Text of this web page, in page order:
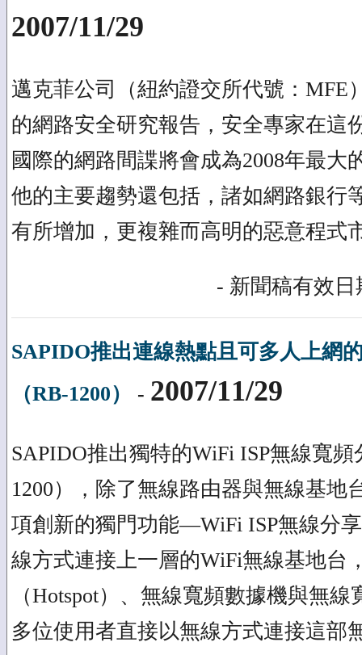
2007/11/29
邁克菲公司（紐約證交所代號：MFE
的網路安全研究報告，安全專家在這
國際的網路間諜將會成為2008年最大
他的主要趨勢還包括，諸如網路銀行
有所增加，更複雜而高明的惡意程式
- 新聞稿有效日
SAPIDO推出連線熱點且可多人上網
（RB-1200）
- 2007/11/29
SAPIDO推出獨特的WiFi ISP無線寬頻
1200），除了無線路由器與無線基地
項創新的獨門功能—WiFi ISP無線分
線方式連接上一層的WiFi無線基地台
（Hotspot）、無線寬頻數據機與無
多位使用者直接以無線方式連接這部